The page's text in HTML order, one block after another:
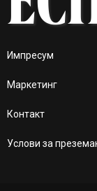
Импресум
Маркетинг
Контакт
Услови за